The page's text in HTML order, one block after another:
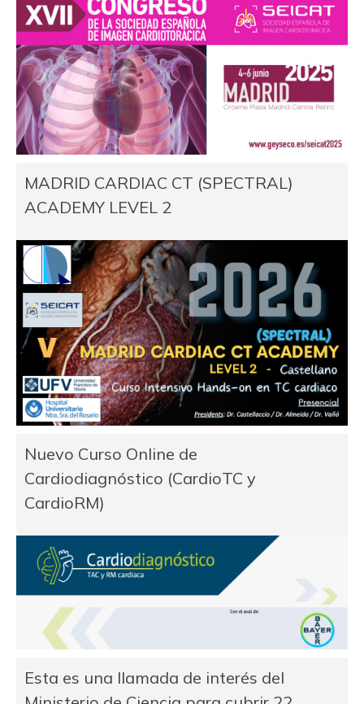
MADRID CARDIAC CT (SPECTRAL)
ACADEMY LEVEL 2
Nuevo Curso Online de
Cardiodiagnóstico (CardioTC y
CardioRM)
Esta es una llamada de interés del